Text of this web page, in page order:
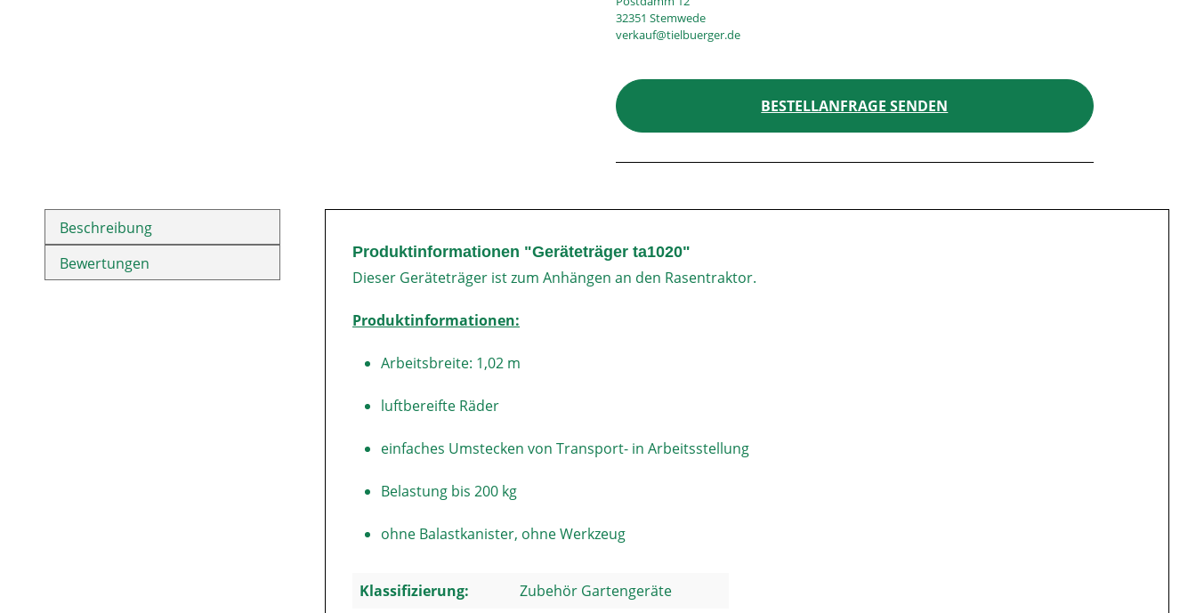
32351 Stemwede
verkauf@tielbuerger.de
BESTELLANFRAGE SENDEN
Beschreibung
Bewertungen
Produktinformationen "Geräteträger ta1020"
Dieser Geräteträger ist zum Anhängen an den Rasentraktor.
Produktinformationen:
Arbeitsbreite: 1,02 m
luftbereifte Räder
einfaches Umstecken von Transport- in Arbeitsstellung
Belastung bis 200 kg
ohne Balastkanister, ohne Werkzeug
Klassifizierung: Zubehör Gartengeräte